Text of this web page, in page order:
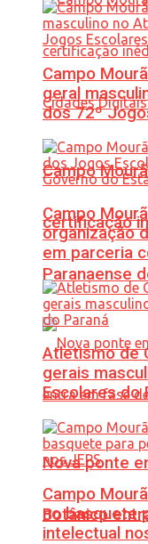
Campo
certificação
Paranaense
Nova ponte
Botânico
Campo
geral
dos 72º
Campo
organização
em parceria
Atletismo de
gerais
Escolares do
Campo
no basquete
intelectual